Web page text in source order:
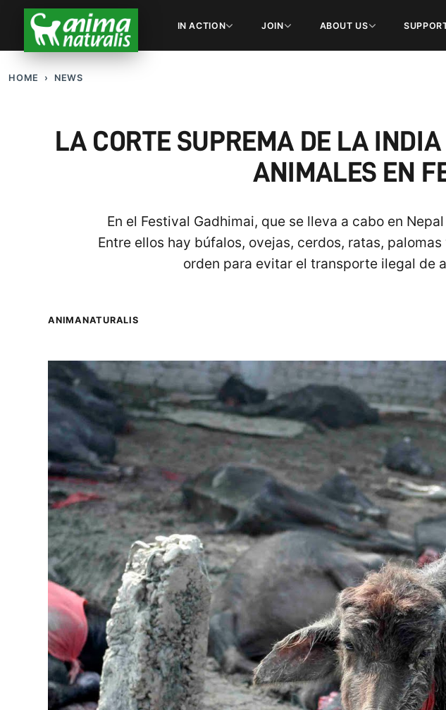
IN ACTION JOIN ABOUT US
HOME NEWS
LA CORTE SUPREMA DE LA
ANIMALES EN
En el Festival Gadhimai, que se lleva a cabo en
Entre ellos hay búfalos, ovejas, cerdos, ratas,
orden para evitar el transporte ilegal de
ANIMANATURALIS